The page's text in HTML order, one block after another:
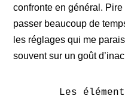
confronte en général. Pire
passer beaucoup de
les réglages qui me
souvent sur un goût
Les